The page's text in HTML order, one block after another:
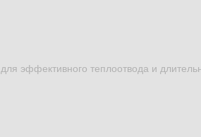
для эффективного теплоотвода и